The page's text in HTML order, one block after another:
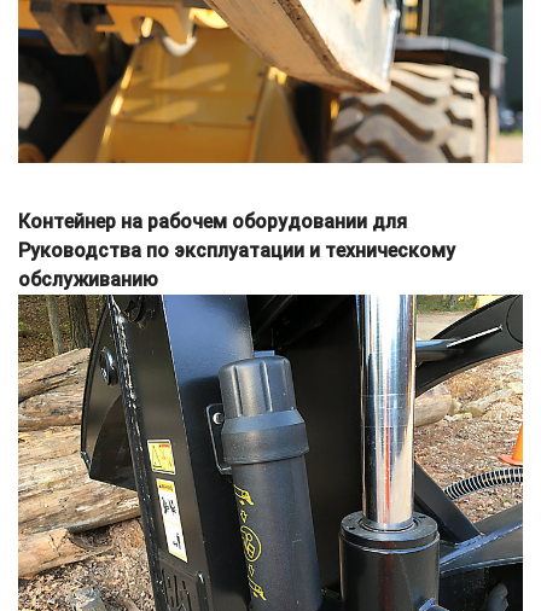
Контейнер на рабочем оборудовании для
Руководства по эксплуатации и техническому
обслуживанию